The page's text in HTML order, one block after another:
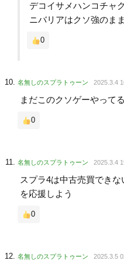
デコイサメハンコチャ
ニバリアはクソ強のま
0
名無しのスプラトゥーン 2025.3.4
まだこのクソゲーやって
0
名無しのスプラトゥーン 2025.3.4
スプラ4は中古売買でき
を応援しよう
0
名無しのスプラトゥーン 2025.3.5